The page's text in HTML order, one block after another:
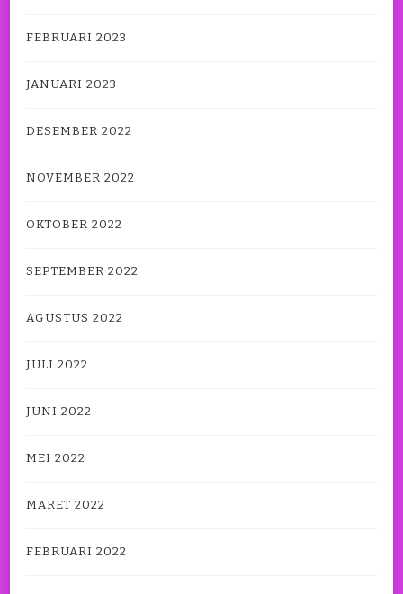
FEBRUARI 2023
JANUARI 2023
DESEMBER 2022
NOVEMBER 2022
OKTOBER 2022
SEPTEMBER 2022
AGUSTUS 2022
JULI 2022
JUNI 2022
MEI 2022
MARET 2022
FEBRUARI 2022